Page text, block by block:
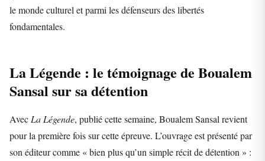
le monde culturel et parmi les défenseurs des libertés
fondamentales.
La Légende : le témoignage de Boualem
Sansal sur sa détention
Avec La Légende, publié cette semaine, Boualem Sansal revient
pour la première fois sur cette épreuve. L’ouvrage est présenté par
son éditeur comme « bien plus qu’un simple récit de détention » :